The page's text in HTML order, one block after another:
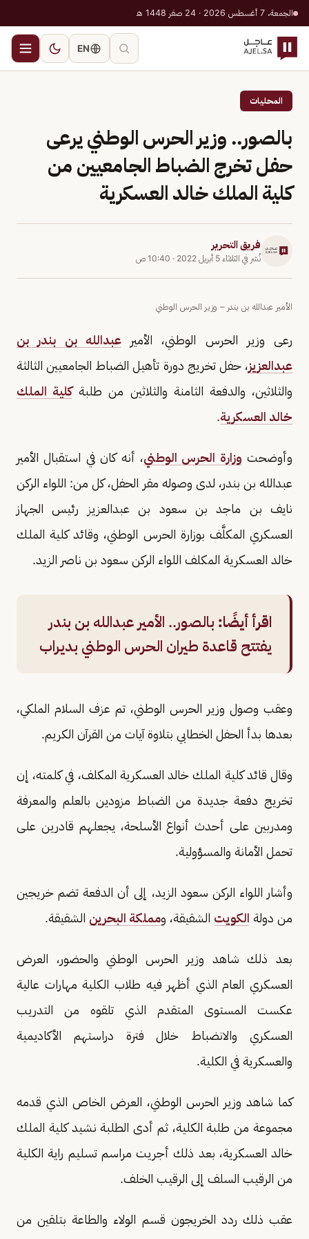
الجمعة، 7 أغسطس 2026 · 24 صفر 1448 هـ
EN
المحليات
بالصور.. وزير الحرس الوطني يرعى
حفل تخرج الضباط الجامعيين من
كلية الملك خالد العسكرية
فريق التحرير
نُشر في الثلاثاء 5 أبريل 2022 · 10:40 ص
الأمير عبدالله بن بندر – وزير الحرس الوطني
رعى وزير الحرس الوطني، الأميرعبدالله بن بندر بن
عبدالعزيز، حفل تخريج دورة تأهيل الضباط الجامعيين الثالثة
والثلاثين، والدفعة الثامنة والثلاثين من طلبةكلية الملك
خالد العسكرية.
وأوضحت وزارة الحرس الوطني، أنه كان في استقبال الأمير
عبدالله بن بندر، لدى وصوله مقر الحفل، كل من: اللواء الركن
نايف بن ماجد بن سعود بن عبدالعزيز رئيس الجهاز
العسكري المكلَّف بوزارة الحرس الوطني، وقائد كلية الملك
خالد العسكرية المكلف اللواء الركن سعود بن ناصر الزيد.
اقرأ أيضًا: ‎بالصور.. الأمير عبدالله بن بندر
يفتتح قاعدة طيران الحرس الوطني بديراب
وعقب وصول وزير الحرس الوطني، تم عزف السلام الملكي،
بعدها بدأ الحفل الخطابي بتلاوة آيات من القرآن الكريم.
وقال قائد كلية الملك خالد العسكرية المكلف، في كلمته، إن
تخريج دفعة جديدة من الضباط مزودين بالعلم والمعرفة
ومدربين على أحدث أنواع الأسلحة، يجعلهم قادرين على
تحمل الأمانة والمسؤولية.
وأشار اللواء الركن سعود الزيد، إلى أن الدفعة تضم خريجين
من دولة الكويت الشقيقة، ومملكة البحرين الشقيقة.
بعد ذلك شاهد وزير الحرس الوطني والحضور، العرض
العسكري العام الذي أظهر فيه طلاب الكلية مهارات عالية
عكست المستوى المتقدم الذي تلقوه من التدريب
العسكري والانضباط خلال فترة دراستهم الأكاديمية
والعسكرية في الكلية.
كما شاهد وزير الحرس الوطني، العرض الخاص الذي قدمه
مجموعة من طلبة الكلية، ثم أدى الطلبة نشيد كلية الملك
خالد العسكرية، بعد ذلك أجريت مراسم تسليم راية الكلية
من الرقيب السلف إلى الرقيب الخلف.
عقب ذلك ردد الخريجون قسم الولاء والطاعة بتلقين من